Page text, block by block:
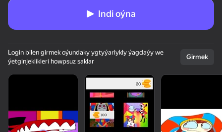
Indi oýna
Login bilen girmek oýundaky ygtyýarlykly ýagdaýy we
ýetginjeklikleri howpsuz saklar
Girmek